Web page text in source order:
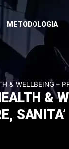
METODOLOGIA
& WELLBEING –
&